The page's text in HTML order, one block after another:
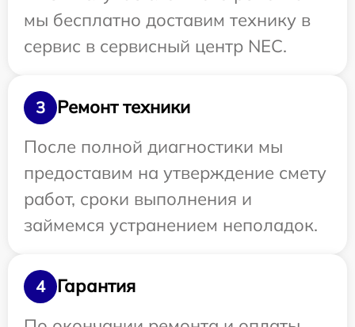
мы бесплатно доставим технику в
сервис в сервисный центр NEC.
3
Ремонт техники
После полной диагностики мы
предоставим на утверждение смету
работ, сроки выполнения и
займемся устранением неполадок.
4
Гарантия